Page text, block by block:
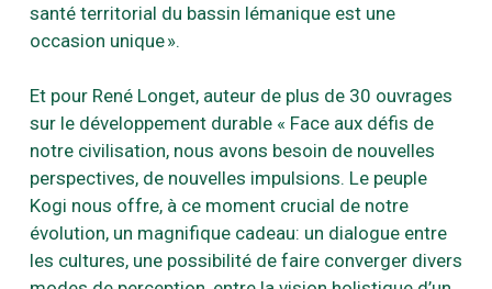
santé territorial du bassin lémanique est une
occasion unique ».
Et pour René Longet, auteur de plus de 30 ouvrages
sur le développement durable « Face aux défis de
notre civilisation, nous avons besoin de nouvelles
perspectives, de nouvelles impulsions. Le peuple
Kogi nous offre, à ce moment crucial de notre
évolution, un magnifique cadeau: un dialogue entre
les cultures, une possibilité de faire converger divers